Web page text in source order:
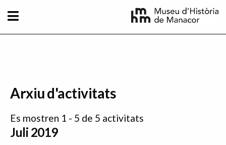
Arxiu d'activitats
Es mostren 1 - 5 de 5 activitats
Juli 2019